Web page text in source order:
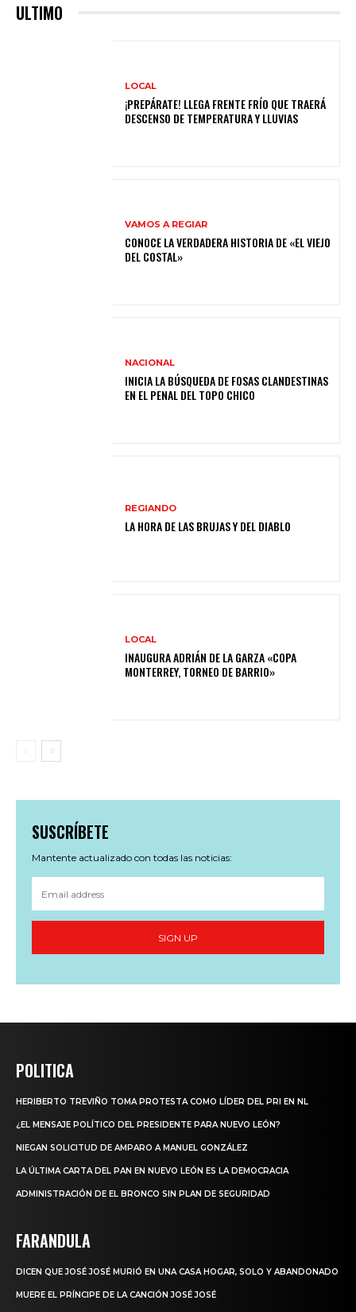
ULTIMO
LOCAL
¡PREPÁRATE! LLEGA FRENTE FRÍO QUE TRAERÁ
DESCENSO DE TEMPERATURA Y LLUVIAS
VAMOS A REGIAR
CONOCE LA VERDADERA HISTORIA DE «EL VIEJO
DEL COSTAL»
NACIONAL
INICIA LA BÚSQUEDA DE FOSAS CLANDESTINAS
EN EL PENAL DEL TOPO CHICO
REGIANDO
LA HORA DE LAS BRUJAS Y DEL DIABLO
LOCAL
INAUGURA ADRIÁN DE LA GARZA «COPA
MONTERREY, TORNEO DE BARRIO»
SUSCRÍBETE
Mantente actualizado con todas las noticias:
SIGN UP
POLITICA
HERIBERTO TREVIÑO TOMA PROTESTA COMO LÍDER DEL PRI EN NL
¿EL MENSAJE POLÍTICO DEL PRESIDENTE PARA NUEVO LEÓN?
NIEGAN SOLICITUD DE AMPARO A MANUEL GONZÁLEZ
LA ÚLTIMA CARTA DEL PAN EN NUEVO LEÓN ES LA DEMOCRACIA
ADMINISTRACIÓN DE EL BRONCO SIN PLAN DE SEGURIDAD
FARANDULA
DICEN QUE JOSÉ JOSÉ MURIÓ EN UNA CASA HOGAR, SOLO Y ABANDONADO
MUERE EL PRÍNCIPE DE LA CANCIÓN JOSÉ JOSÉ